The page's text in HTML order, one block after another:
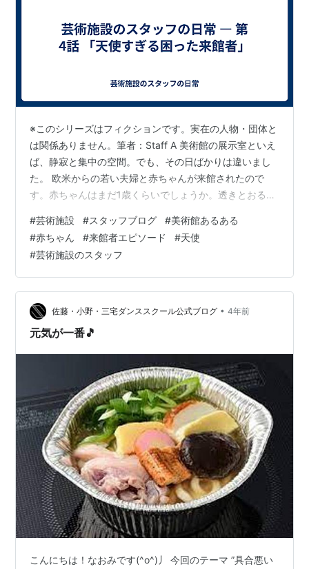
※このシリーズはフィクションです。実在の人物・団体と
は関係ありません。筆者：Staff A 美術館の展示室といえ
ば、静寂と集中の空間。でも、その日ばかりは違いまし
た。 欧米からの若い夫婦と赤ちゃんが来館されたので
す。赤ちゃんはまだ1歳くらいでしょうか。透きとおるよ
毛。澄んだ瞳で笑う姿は、まるで天使が舞い降りたかの
ような可愛らしさ。ご機嫌でニコニコ、声をあげてはキ
ャラキャラと弾むように笑っています。 お父さんとお母
さんは交代で作品を鑑賞しながら、赤ちゃんをスツール
に座らせたり、抱っこしたり。ところが赤ちゃんは大冒
険を始めてしまいました。 スツールの…
#芸術施設 #スタッフブログ #美術館あるある
#赤ちゃん #来館者エピソード #天使
#芸術施設のスタッフ
佐藤・小野・三宅ダンススクール公式ブログ • 4年前
元気が一番🎵
こんにちは！なおみです(^o^)丿 今回のテーマ ”具合悪い